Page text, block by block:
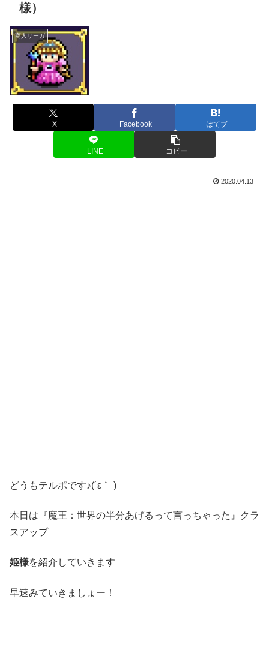
様）
商人サーガ
X Facebook はてブ
LINE コピー
2020.04.13
どうもテルポです♪(´ε｀ )
本日は『魔王：世界の半分あげるって言っちゃった』クラ
スアップ
姫様を紹介していきます
早速みていきましょー！